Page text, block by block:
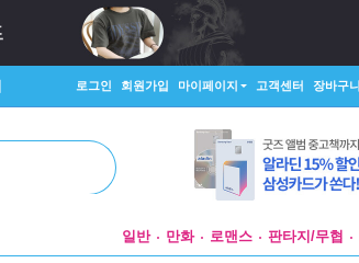
로그인 회원가입 마이페이지 고객센터 장바구니
일반 만화 로맨스 판타지/무협